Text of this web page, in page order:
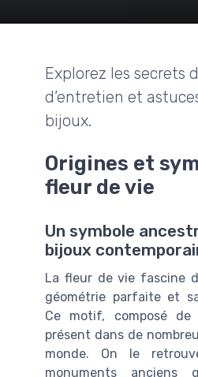
Explorez les secrets
d’entretien et
bijoux.
Origines et
fleur de vie
Un symbole
bijoux
La fleur de vie fascine
géométrie parfaite et
Ce motif, composé de
présent dans de
monde. On le
monuments anciens